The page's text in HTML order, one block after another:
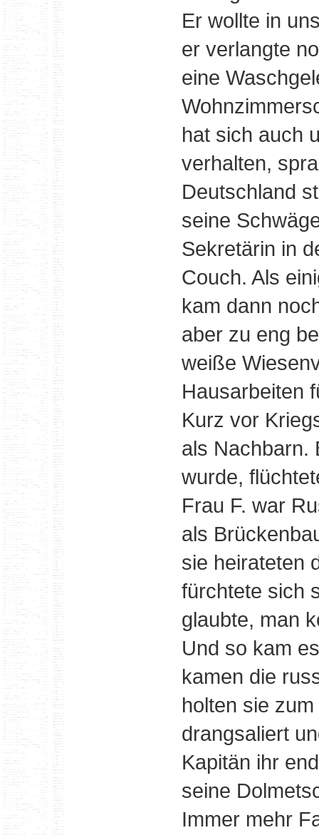
Er wollte in
er verlangte
eine
hat sich auch
verhalten,
Deutschland
seine
Sekretärin in
Couch. Als
kam dann
aber zu eng
weiße
Hausarbeiten
Kurz vor
als Nachbarn.
wurde,
Frau F. war
als
sie heirateten
fürchtete sich
glaubte, man
Und so kam
kamen die
holten sie
drangsaliert
Kapitän ihr
seine
Immer mehr